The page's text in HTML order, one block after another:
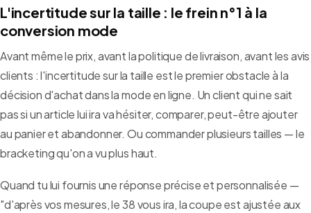
L'incertitude sur la taille : le frein n°1 à la
conversion mode
Avant même le prix, avant la politique de livraison, avant les avis
clients : l'incertitude sur la taille est le premier obstacle à la
décision d'achat dans la mode en ligne. Un client qui ne sait
pas si un article lui ira va hésiter, comparer, peut-être ajouter
au panier et abandonner. Ou commander plusieurs tailles — le
bracketing qu'on a vu plus haut.
Quand tu lui fournis une réponse précise et personnalisée —
"d'après vos mesures, le 38 vous ira, la coupe est ajustée aux